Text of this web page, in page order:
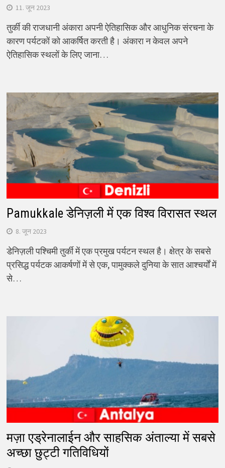
11. जून 2023
तुर्की की राजधानी अंकारा अपनी ऐतिहासिक और आधुनिक संरचना के
कारण पर्यटकों को आकर्षित करती है। अंकारा न केवल अपने
ऐतिहासिक स्थलों के लिए जाना…
Pamukkale डेनिज़ली में एक विश्व विरासत स्थल
8. जून 2023
डेनिज़ली पश्चिमी तुर्की में एक प्रमुख पर्यटन स्थल है। क्षेत्र के सबसे
प्रसिद्ध पर्यटक आकर्षणों में से एक, पामुक्कले दुनिया के सात आश्चर्यों में
से…
मज़ा एड्रेनालाईन और साहसिक अंताल्या में सबसे
अच्छा छुट्टी गतिविधियों